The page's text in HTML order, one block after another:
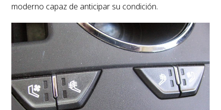
moderno capaz de anticipar su condición.